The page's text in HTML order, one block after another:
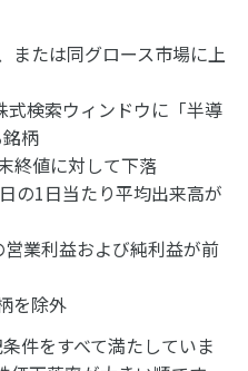
または同グロース市場に上
式検索ウィンドウに「半導
柄
終値に対して下落
の1日当たり平均出来高が
営業利益および純利益が前
を除外
件をすべて満たしていま